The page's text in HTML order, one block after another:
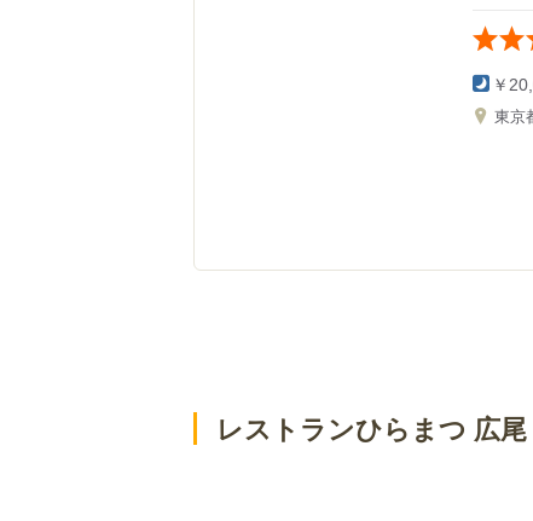
￥
東京
レストランひらまつ 広尾